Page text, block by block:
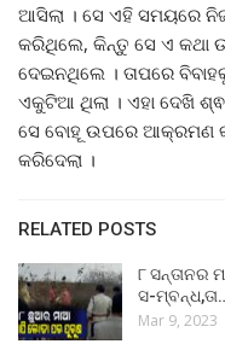
ଆସିଲା । ସେ ଏହି ସମୟରେ
କରିଥିଲେ, କିନ୍ତୁ ସେ ଏ କଥା
ଦେଇନଥିଲେ । ତାପରେ
ଏକୁଟିଆ ଥିଲା । ଏହା ଦେଖି
ସେ ବୋହୂ ଉପରେ ଆକ୍ରମଣ
କରିଦେଲା ।
RELATED POSTS
୮ ସନ୍ତାନର
ସ-
Mar 9, 2023